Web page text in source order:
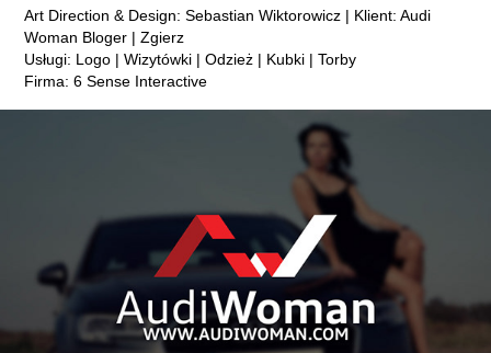
Art Direction & Design: Sebastian Wiktorowicz | Klient: Audi
Woman Bloger | Zgierz
Usługi: Logo | Wizytówki | Odzież | Kubki | Torby
Firma: 6 Sense Interactive